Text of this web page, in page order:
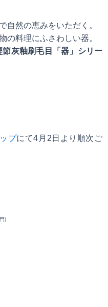
自然の恵みをいただく。
の料理にふさわしい器。
節灰釉刷毛目「器」シリー
プにて4月2日より順次ご
)